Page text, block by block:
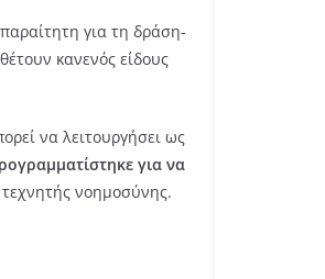
για τη δράση-
κανενός είδους
να λειτουργήσει ως
για να
νοημοσύνης.